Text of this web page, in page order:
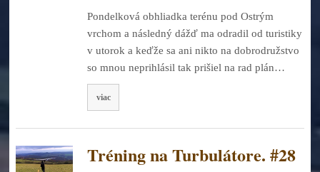
Pondelková obhliadka terénu pod Ostrým
vrchom a následný dážď ma odradil od turistiky
v utorok a keďže sa ani nikto na dobrodružstvo
so mnou neprihlásil tak prišiel na rad plán…
viac
Tréning na Turbulátore. #28